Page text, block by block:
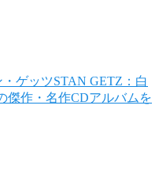
・ゲッツSTAN GETZ：白
傑作・名作CDアルバムを